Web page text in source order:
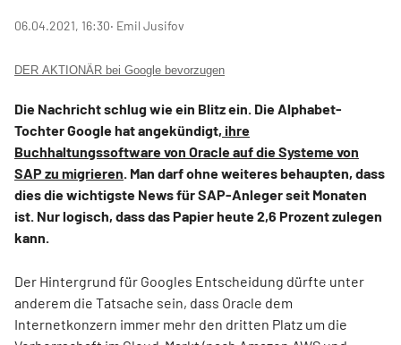
06.04.2021, 16:30‧ Emil Jusifov
DER AKTIONÄR bei Google bevorzugen
Die Nachricht schlug wie ein Blitz ein. Die Alphabet-
Tochter Google hat angekündigt, ihre
Buchhaltungssoftware von Oracle auf die Systeme von
SAP zu migrieren. Man darf ohne weiteres behaupten, dass
dies die wichtigste News für SAP-Anleger seit Monaten
ist. Nur logisch, dass das Papier heute 2,6 Prozent zulegen
kann.
Der Hintergrund für Googles Entscheidung dürfte unter
anderem die Tatsache sein, dass Oracle dem
Internetkonzern immer mehr den dritten Platz um die